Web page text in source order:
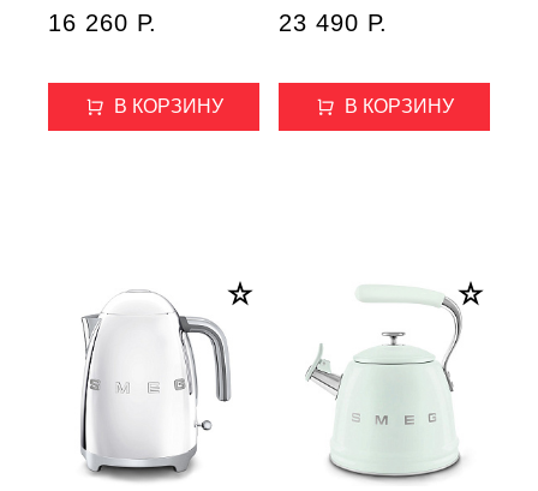
матовый
16 260 Р.
В КОРЗИНУ
23 490 Р.
В КОРЗИНУ